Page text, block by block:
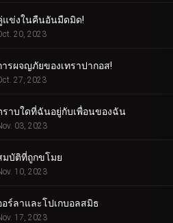
แข่งในคืนอันมืดมิด!
20, 2023
ารผจญภัยของเทราปากอส!
27, 2023
ราบใดที่ฉันอยู่กับเพื่อนของฉัน
03, 2023
มบัติที่ถูกขโมย
10, 2023
อร์ลาและโปเกบอลสมิธ
17, 2023